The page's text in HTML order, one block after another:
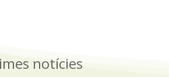
notícies